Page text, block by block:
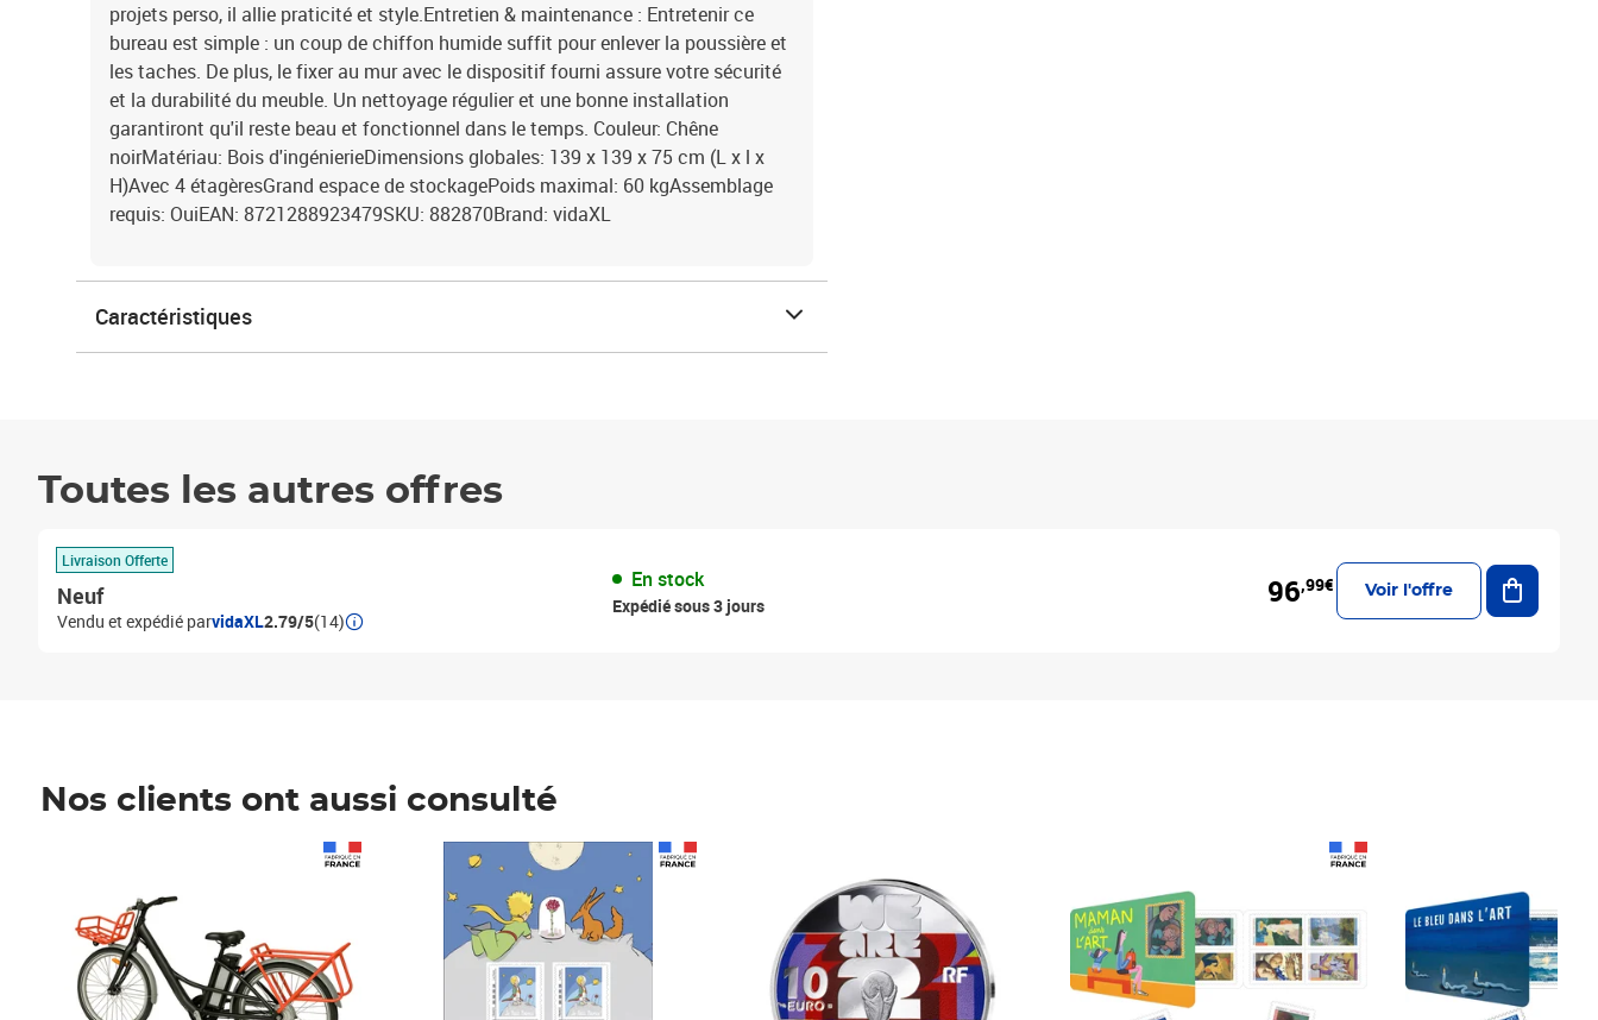
projets perso, il allie praticité et style.Entretien & maintenance : Entretenir ce
bureau est simple : un coup de chiffon humide suffit pour enlever la poussière et
les taches. De plus, le fixer au mur avec le dispositif fourni assure votre sécurité
et la durabilité du meuble. Un nettoyage régulier et une bonne installation
garantiront qu'il reste beau et fonctionnel dans le temps. Couleur: Chêne
noirMatériau: Bois d'ingénierieDimensions globales: 139 x 139 x 75 cm (L x l x
H)Avec 4 étagèresGrand espace de stockagePoids maximal: 60 kgAssemblage
requis: OuiEAN: 8721288923479SKU: 882870Brand: vidaXL
Caractéristiques
Toutes les autres offres
Livraison Offerte
Neuf
Vendu et expédié parvidaXL2.79/5(14)
En stock
Expédié sous 3 jours 96,99€ Voir l'offre
Ajouter
Nos clients ont aussi consulté
Prix 7,50€